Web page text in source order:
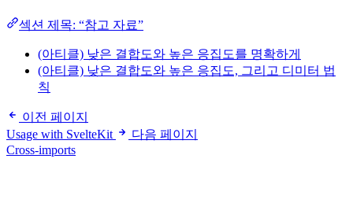
섹션 제목: “참고 자료”
(아티클) 낮은 결합도와 높은 응집도를 명확하게
(아티클) 낮은 결합도와 높은 응집도, 그리고 디미터 법
칙
이전 페이지
Usage with SvelteKit
다음 페이지
Cross-imports